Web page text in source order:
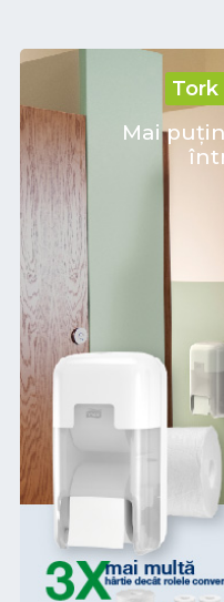
Tork
Mai